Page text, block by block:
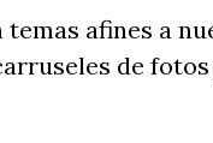
afines a
de